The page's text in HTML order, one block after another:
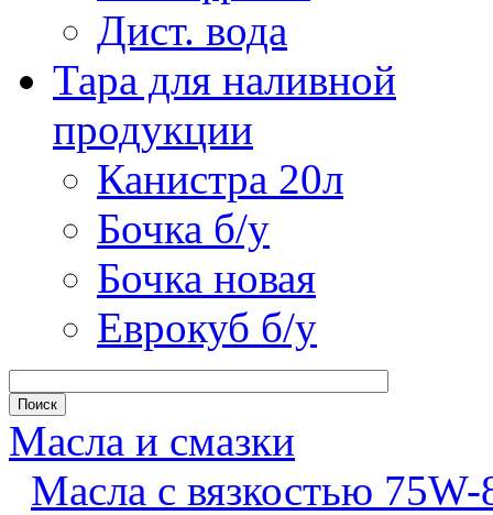
Дист. вода
Тара для наливной
продукции
Канистра 20л
Бочка б/у
Бочка новая
Еврокуб б/у
Масла и смазки
Масла с вязкостью